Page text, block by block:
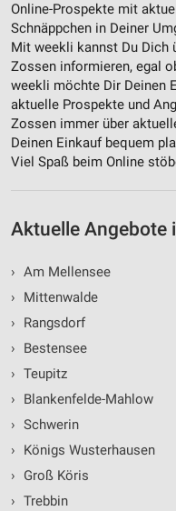
Online-Prospekte mit
Schnäppchen in Deiner
Mit weekli kannst Du Dich
Zossen informieren, egal
weekli möchte Dir Deinen
aktuelle Prospekte und
Zossen immer über
Deinen Einkauf bequem
Viel Spaß beim Online
Aktuelle Angebote
› Am Mellensee
›
Mittenwalde
›
Rangsdorf
›
Bestensee
› Teupitz
›
Blankenfelde-Mahlow
› Schwerin
›
Königs Wusterhausen
›
Groß Köris
› Trebbin